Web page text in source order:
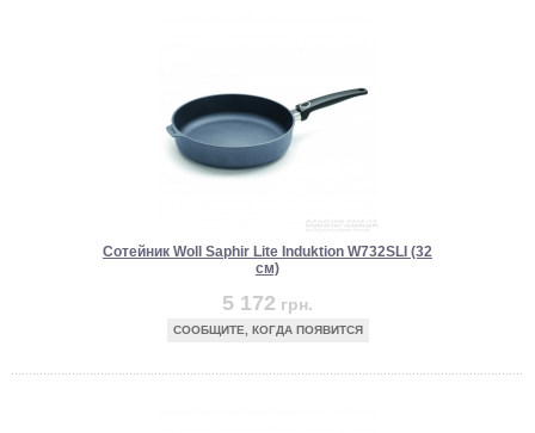
Сотейник Woll Saphir Lite Induktion W732SLI (32
см)
5 172 грн.
СООБЩИТЕ, КОГДА ПОЯВИТСЯ